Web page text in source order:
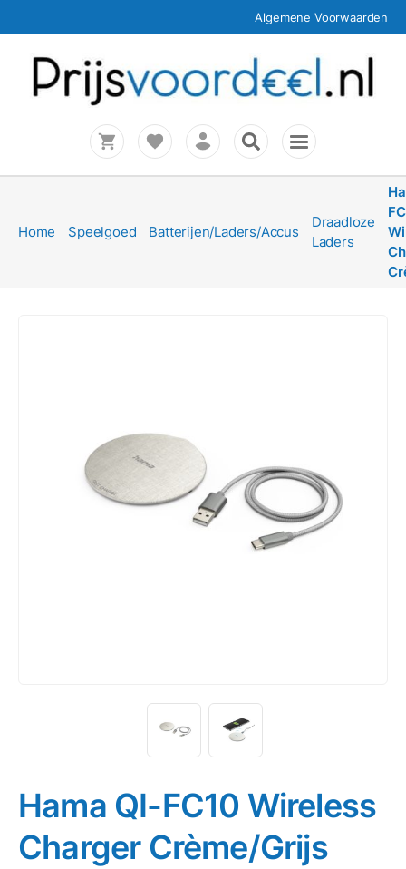
Algemene Voorwaarden
Home Speelgoed Batterijen/Laders/Accus
Draadloze
Laders
Hama QI-FC10 Wireless
Charger Crème/Grijs